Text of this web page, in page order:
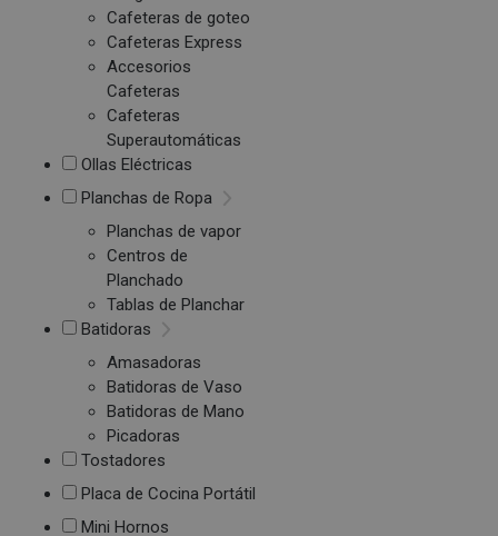
Cafeteras de goteo
Cafeteras Express
Accesorios
Cafeteras
Cafeteras
Superautomáticas
Ollas Eléctricas
Planchas de Ropa
Planchas de vapor
Centros de
Planchado
Tablas de Planchar
Batidoras
Amasadoras
Batidoras de Vaso
Batidoras de Mano
Picadoras
Tostadores
Placa de Cocina Portátil
Mini Hornos